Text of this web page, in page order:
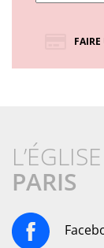
L’ÉGLISE
PARIS